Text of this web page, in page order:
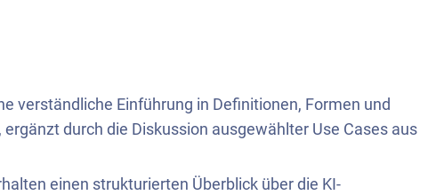
verständliche Einführung in Definitionen, Formen und
durch die Diskussion ausgewählter Use Cases aus
einen strukturierten Überblick über die KI-